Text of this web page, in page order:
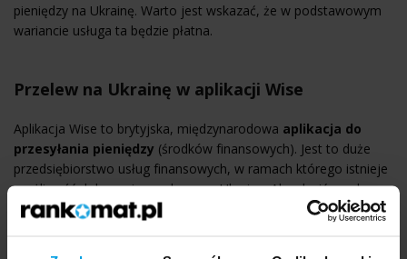
pieniędzy na Ukrainę. Warto jest wskazać, że w podstawowym
wariancie usługa ta będzie płatna.
Przelew na Ukrainę w aplikacji Wise
Aplikacja Wise to brytyjska, międzynarodowa aplikacja do
przesyłania pieniędzy (środków finansowych). Jest to duże
przedsiębiorstwo usług finansowych, w ramach którego istnieje
możliwość dokonania przelewu na Ukrainę. Aby zlecić przelew
na Ukrainę za pośrednictwem Wise:
Zarejestruj (za darmo) lub zaloguj się na swoje konto.